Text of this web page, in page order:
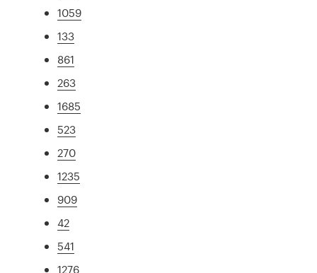
1059
133
861
263
1685
523
270
1235
909
42
541
1276